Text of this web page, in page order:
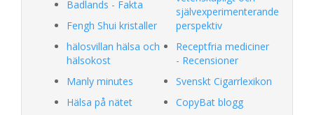
Badlands - Fakta
Fengh Shui kristaller
hälosvillan hälsa och
hälsokost
Manly minutes
Hälsa på nätet
självexperimenterande
perspektiv
Receptfria mediciner
- Recensioner
Svenskt Cigarrlexikon
CopyBat blogg